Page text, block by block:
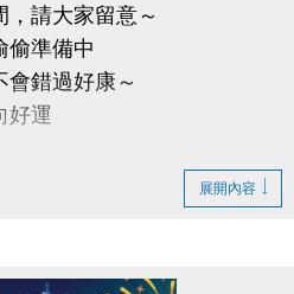
請大家留意～
偷準備中
錯過好康～
好運
展開內容